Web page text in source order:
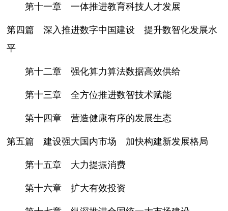
第十一章 一体推进教育科技人才发展
第四篇 深入推进数字中国建设 提升数智化发展水
平
第十二章 强化算力算法数据高效供给
第十三章 全方位推进数智技术赋能
第十四章 营造健康有序的发展生态
第五篇 建设强大国内市场 加快构建新发展格局
第十五章 大力提振消费
第十六章 扩大有效投资